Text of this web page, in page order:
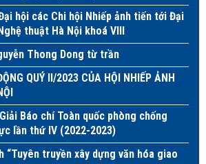
hội các Chi hội Nhiếp ảnh tiến tới Đại
thuật Hà Nội khoá VIII
Thong Dong từ trần
QUÝ II/2023 CỦA HỘI NHIẾP ẢNH
Báo chí Toàn quốc phòng chống
lần thứ IV (2022-2023)
“Tuyên truyền xây dựng văn hóa giao